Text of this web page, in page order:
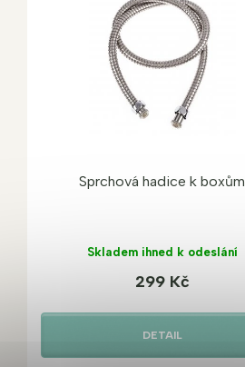
Sprchová hadice k boxům
Skladem ihned k odeslání
299 Kč
DETAIL